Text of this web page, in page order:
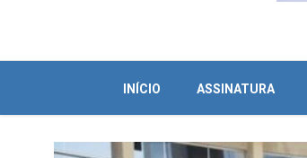
INÍCIO ASSINATURA